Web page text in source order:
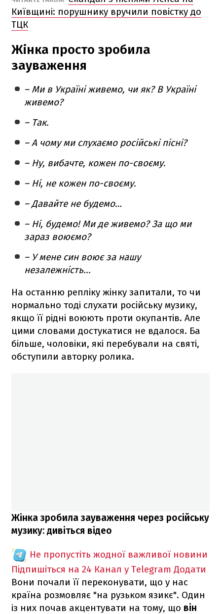
Київщині: порушнику вручили повістку до
ТЦК
Жінка просто зробила
зауваження
– Ми в Україні живемо, чи як? В Україні
живемо?
– Так.
– А чому ми слухаємо російські пісні?
– Ну, вибачте, кожен по-своєму.
– Ні, не кожен по-своєму.
– Давайте не будемо…
– Ні, будемо! Ми де живемо? За що ми
зараз воюємо?
– У мене син воює за нашу
незалежність...
На останню репліку жінку запитали, то чи
нормально тоді слухати російську музику,
якщо її рідні воюють проти окупантів. Але
цими словами достукатися не вдалося. Ба
більше, чоловіки, які перебували на святі,
обступили авторку ролика.
Жінка зробила зауваження через російську
музику: дивіться відео
Не пропустіть жодної важливої новини
Підпишіться на 24 Канал у Telegram Додати
Вони почали її переконувати, що у нас
країна розмовляє "на рузьком язикє". Один
із них почав акцентувати на тому, що він